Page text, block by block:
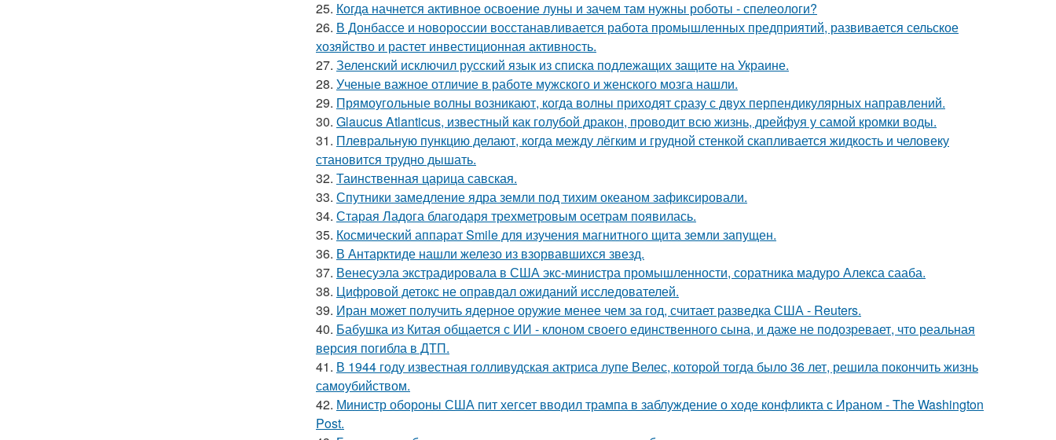
25. Когда начнется активное освоение луны и зачем там нужны роботы - спелеологи?
26. В Донбассе и новороссии восстанавливается работа промышленных предприятий, развивается сельское
хозяйство и растет инвестиционная активность.
27. Зеленский исключил русский язык из списка подлежащих защите на Украине.
28. Ученые важное отличие в работе мужского и женского мозга нашли.
29. Прямоугольные волны возникают, когда волны приходят сразу с двух перпендикулярных направлений.
30. Glaucus Atlanticus, известный как голубой дракон, проводит всю жизнь, дрейфуя у самой кромки воды.
31. Плевральную пункцию делают, когда между лёгким и грудной стенкой скапливается жидкость и человеку
становится трудно дышать.
32. Таинственная царица савская.
33. Спутники замедление ядра земли под тихим океаном зафиксировали.
34. Старая Ладога благодаря трехметровым осетрам появилась.
35. Космический аппарат Smile для изучения магнитного щита земли запущен.
36. В Антарктиде нашли железо из взорвавшихся звезд.
37. Венесуэла экстрадировала в США экс-министра промышленности, соратника мадуро Алекса сааба.
38. Цифровой детокс не оправдал ожиданий исследователей.
39. Иран может получить ядерное оружие менее чем за год, считает разведка США - Reuters.
40. Бабушка из Китая общается с ИИ - клоном своего единственного сына, и даже не подозревает, что реальная
версия погибла в ДТП.
41. В 1944 году известная голливудская актриса лупе Велес, которой тогда было 36 лет, решила покончить жизнь
самоубийством.
42. Министр обороны США пит хегсет вводил трампа в заблуждение о ходе конфликта с Ираном - The Washington
Post.